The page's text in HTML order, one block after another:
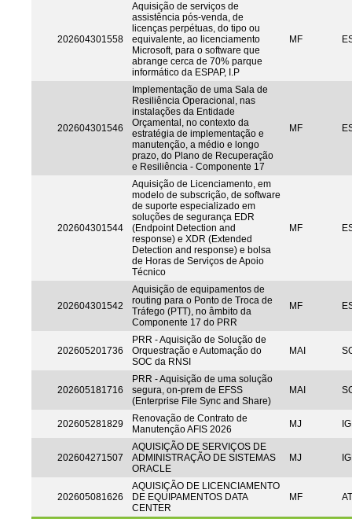
202604301558
Aquisição de serviços de
assistência pós-venda, de
licenças perpétuas, do tipo ou
equivalente, ao licenciamento
Microsoft, para o software que
abrange cerca de 70% parque
informático da ESPAP, I.P
MF
202604301546
Implementação de uma Sala de
Resiliência Operacional, nas
instalações da Entidade
Orçamental, no contexto da
estratégia de implementação e
manutenção, a médio e longo
prazo, do Plano de Recuperação
e Resiliência - Componente 17
MF
202604301544
Aquisição de Licenciamento, em
modelo de subscrição, de software
de suporte especializado em
soluções de segurança EDR
(Endpoint Detection and
response) e XDR (Extended
Detection and response) e bolsa
de Horas de Serviços de Apoio
Técnico
MF
202604301542
Aquisição de equipamentos de
routing para o Ponto de Troca de
Tráfego (PTT), no âmbito da
Componente 17 do PRR
MF
202605201736
PRR - Aquisição de Solução de
Orquestração e Automação do
SOC da RNSI
MAI
202605181716
PRR - Aquisição de uma solução
segura, on-prem de EFSS
(Enterprise File Sync and Share)
MAI
202605281829
Renovação de Contrato de
Manutenção AFIS 2026
MJ
202604271507
AQUISIÇÃO DE SERVIÇOS DE
ADMINISTRAÇÃO DE SISTEMAS
ORACLE
MJ
202605081626
AQUISIÇÃO DE LICENCIAMENTO
DE EQUIPAMENTOS DATA
CENTER
MF AT